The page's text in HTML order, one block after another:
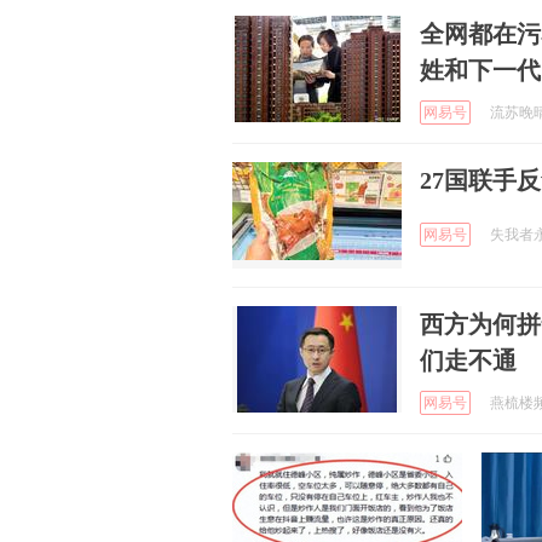
全网都在
姓和下一代
网易号 流苏晚
27国联手
网易号 失我者
西方为何
们走不通
网易号 燕梳楼